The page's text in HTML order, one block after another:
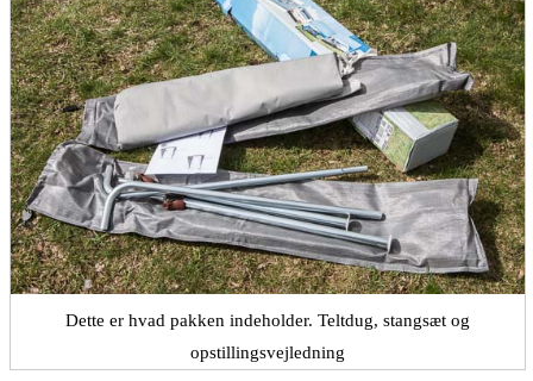
Dette er hvad pakken indeholder. Teltdug, stangsæt og
opstillingsvejledning